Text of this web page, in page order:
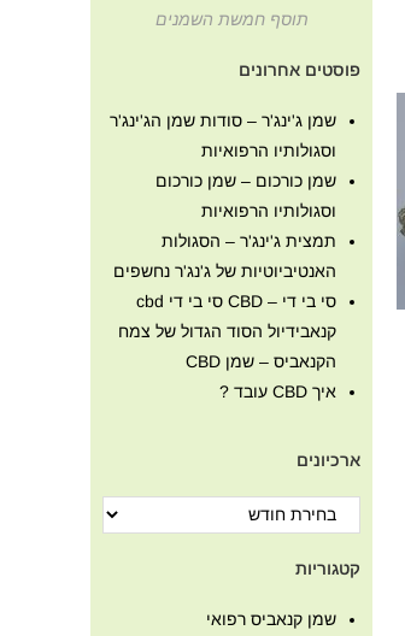
תוסף חמשת השמנים
פוסטים אחרונים
שמן ג'ינג'ר – סודות שמן הג'ינג'ר
וסגולותיו הרפואיות
שמן כורכום – שמן כורכום
וסגולותיו הרפואיות
תמצית ג'ינג'ר – הסגולות
האנטיביוטיות של ג'נג'ר נחשפים
סי בי די – CBD סי בי די cbd
קנאבידיול הסוד הגדול של צמח
הקנאביס – שמן CBD
איך CBD עובד ?
ארכיונים
קטגוריות
שמן קנאביס רפואי